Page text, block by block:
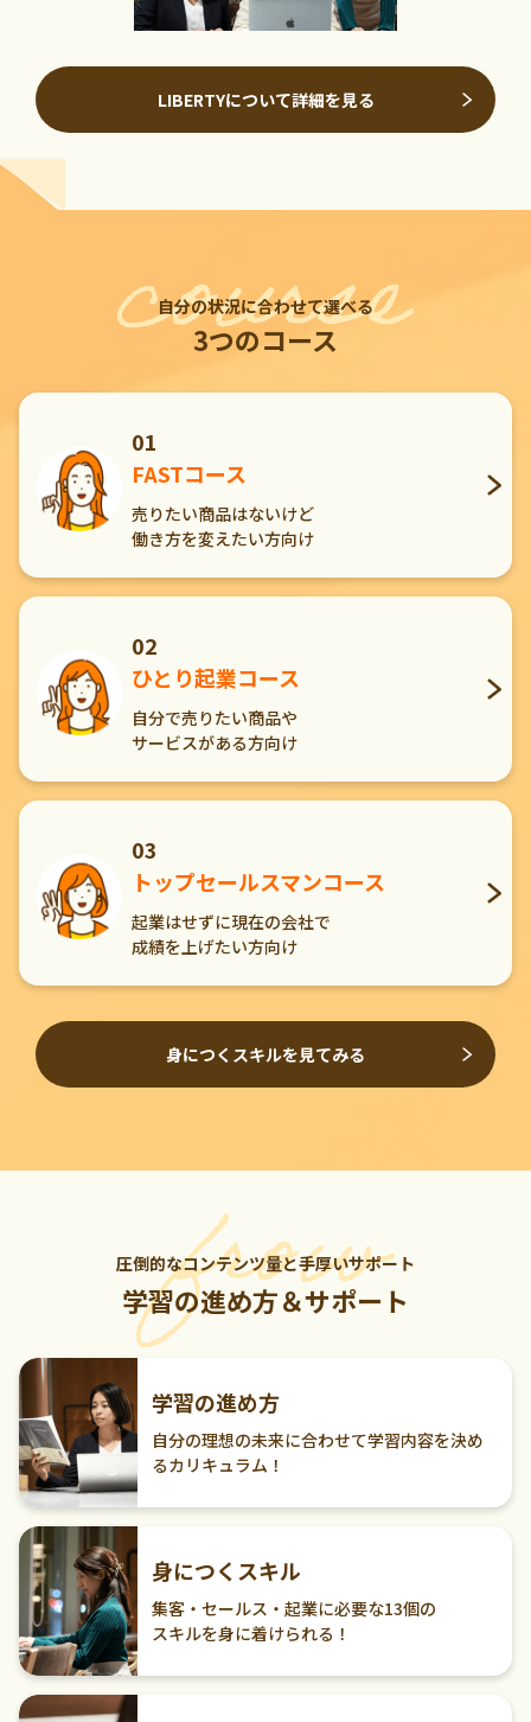
LIBERTYについて詳細を見る
自分の状況に合わせて選べる
3つのコース
01
FASTコース
売りたい商品はないけど
働き方を変えたい方向け
02
ひとり起業コース
自分で売りたい商品や
サービスがある方向け
03
トップセールスマンコース
起業はせずに現在の会社で
成績を上げたい方向け
身につくスキルを見てみる
圧倒的なコンテンツ量と手厚いサポート
学習の進め方＆サポート
学習の進め方
自分の理想の未来に合わせて学習内容を決め
るカリキュラム！
身につくスキル
集客・セールス・起業に必要な13個の
スキルを身に着けられる！